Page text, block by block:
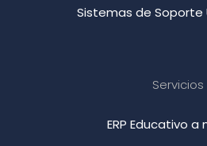
Sistemas de Soporte
Servicios
ERP Educativo a